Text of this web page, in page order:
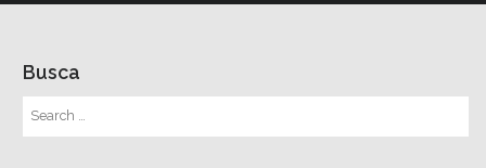
Busca